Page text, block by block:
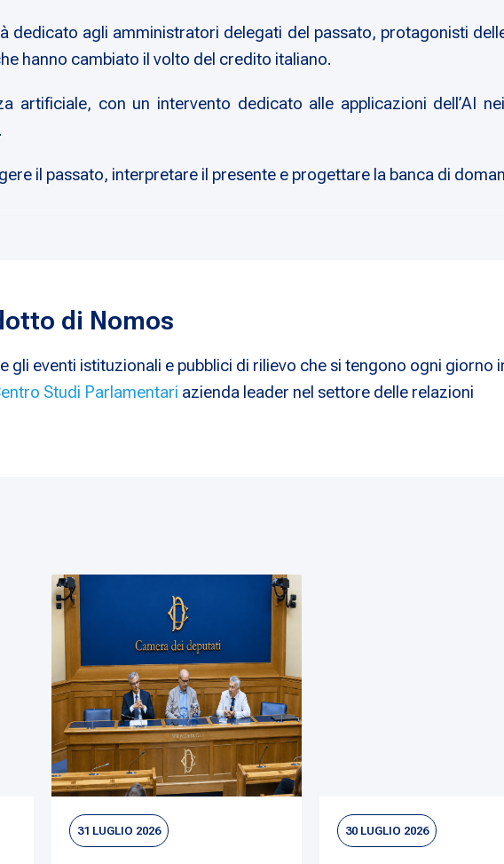
dedicato agli amministratori delegati del passato, protagonisti
hanno cambiato il volto del credito italiano.
artificiale, con un intervento dedicato alle applicazioni dell’AI
il passato, interpretare il presente e progettare la banca di
di Nomos
gli eventi istituzionali e pubblici di rilievo che si tengono ogni giorno
Studi Parlamentari azienda leader nel settore delle relazioni
31 LUGLIO 2026 30 LUGLIO 2026